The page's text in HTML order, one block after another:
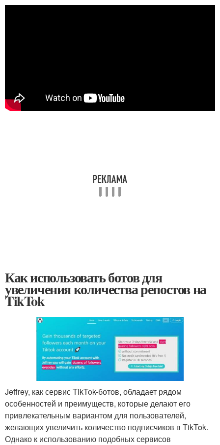
Как использовать ботов для
увеличения количества репостов на
TikTok
Jeffrey, как сервис TikTok-ботов, обладает рядом
особенностей и преимуществ, которые делают его
привлекательным вариантом для пользователей,
желающих увеличить количество подписчиков в TikTok.
Однако к использованию подобных сервисов